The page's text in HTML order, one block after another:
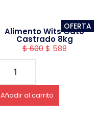
OFERTA
Alimento Wits Gato
Castrado 8kg
$600 $ 588
Añadir al carrito